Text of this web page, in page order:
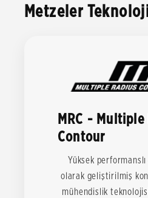
Metzeler
MRC - Multiple
Contour
Yüksek
olarak geliştirilmiş
mühendislik